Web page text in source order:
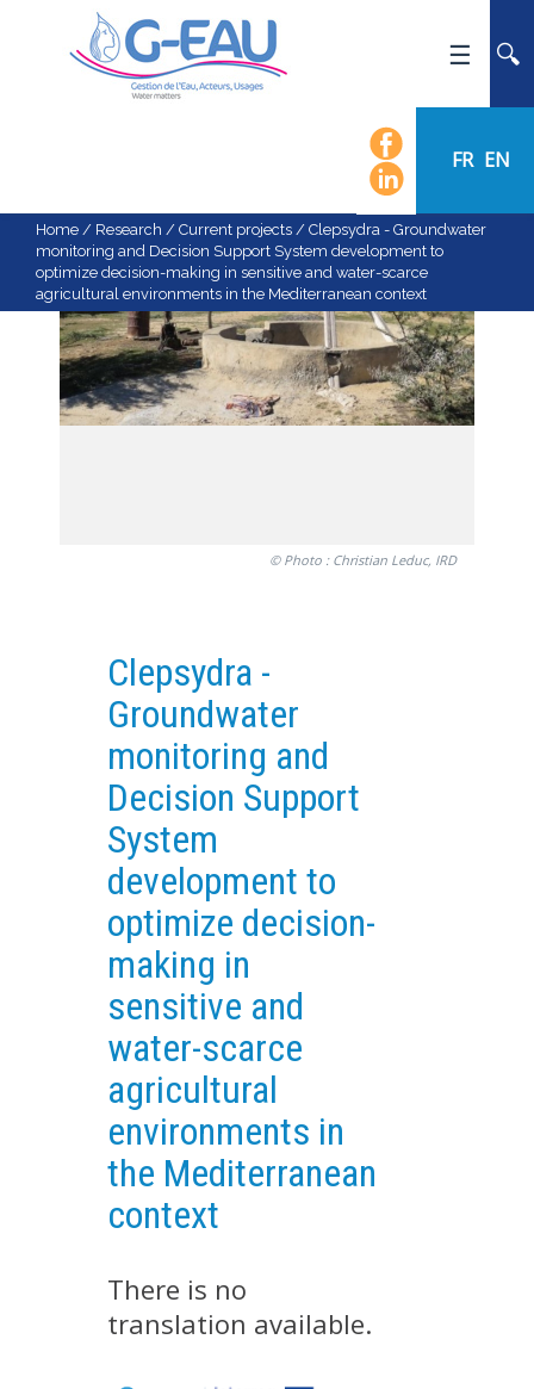
FR EN
NEWS
EVENTS
CALENDAR OF EVENTS
FLOW CHART
STAFF
SCIENTIFIC FIELDS
COMPLETED PROJECTS
UMR NETWORKS
REGULAR SEMINARS
TRAINING COURSES
MASTER
ENGINEERING
EDUCATION AND TRAINING
DOCTORAL TRAINING
THESES IN PROGRESS
PRODUCTION
METHODS AND TOOLS
SOFTWARE
PUBLICATIONS SUR HAL
WORKING PAPERS
THEMATIC NOTES
Home / Research / Current projects / Clepsydra - Groundwater
monitoring and Decision Support System development to
optimize decision-making in sensitive and water-scarce
agricultural environments in the Mediterranean context
© Photo : Christian Leduc, IRD
Clepsydra -
Groundwater
monitoring and
Decision Support
System
development to
optimize decision-
making in
sensitive and
water-scarce
agricultural
environments in
the Mediterranean
context
There is no
translation available.